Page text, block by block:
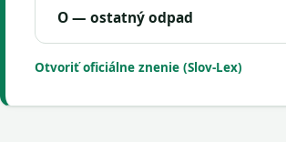
O — ostatný odpad
Otvoriť oficiálne znenie (Slov-Lex)